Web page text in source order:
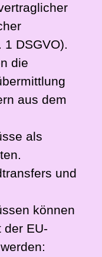
1 DSGVO).
die
aus dem
als
und
können
der EU-